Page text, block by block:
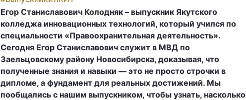
Егор Станиславович Колодняк – выпускник Якутского
колледжа инновационных технологий, который учился по
специальности «Правоохранительная деятельность».
Сегодня Егор Станиславович служит в МВД по
Заельцовскому району Новосибирска, доказывая, что
полученные знания и навыки — это не просто строчки в
дипломе, а фундамент для реальных достижений. Мы
пообщались с нашим выпускником, чтобы узнать, насколько